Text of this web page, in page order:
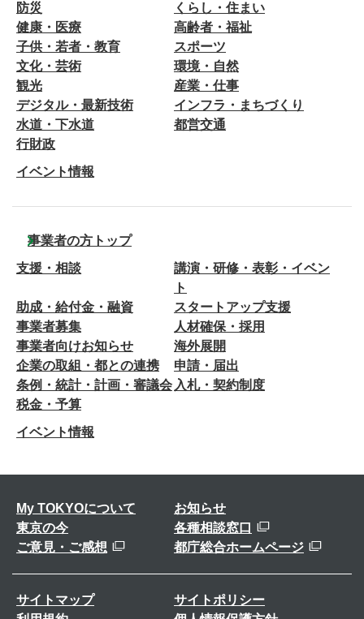
防災
くらし・住まい
健康・医療
高齢者・福祉
子供・若者・教育
スポーツ
文化・芸術
環境・自然
観光
産業・仕事
デジタル・最新技術
インフラ・まちづくり
水道・下水道
都営交通
行財政
イベント情報
事業者の方トップ
支援・相談
講演・研修・表彰・イベン
ト
助成・給付金・融資
スタートアップ支援
事業者募集
人材確保・採用
事業者向けお知らせ
海外展開
企業の取組・都との連携
申請・届出
条例・統計・計画・審議会 入札・契約制度
税金・予算
イベント情報
My TOKYOについて
お知らせ
東京の今
各種相談窓口
ご意見・ご感想
都庁総合ホームページ
サイトマップ
サイトポリシー